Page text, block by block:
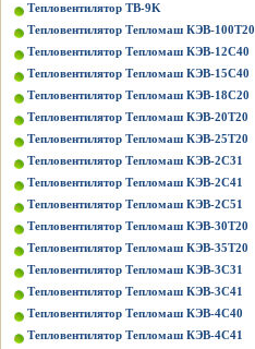
Тепловентилятор ТВ-9K
Тепловентилятор Тепломаш КЭВ-100Т20
Тепловентилятор Тепломаш КЭВ-12С40
Тепловентилятор Тепломаш КЭВ-15С40
Тепловентилятор Тепломаш КЭВ-18С20
Тепловентилятор Тепломаш КЭВ-20Т20
Тепловентилятор Тепломаш КЭВ-25Т20
Тепловентилятор Тепломаш КЭВ-2С31
Тепловентилятор Тепломаш КЭВ-2С41
Тепловентилятор Тепломаш КЭВ-2С51
Тепловентилятор Тепломаш КЭВ-30Т20
Тепловентилятор Тепломаш КЭВ-35Т20
Тепловентилятор Тепломаш КЭВ-3С31
Тепловентилятор Тепломаш КЭВ-3С41
Тепловентилятор Тепломаш КЭВ-4С40
Тепловентилятор Тепломаш КЭВ-4С41